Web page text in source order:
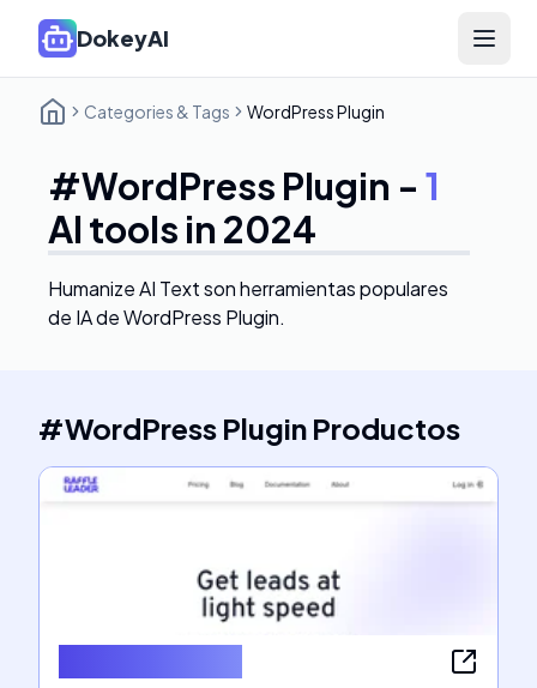
DokeyAI Open
Categories & Tags WordPress Plugin
#WordPress Plugin - 1
AI tools in 2024
Humanize AI Textson herramientas populares
de IA de WordPress Plugin.
#WordPress Plugin Productos